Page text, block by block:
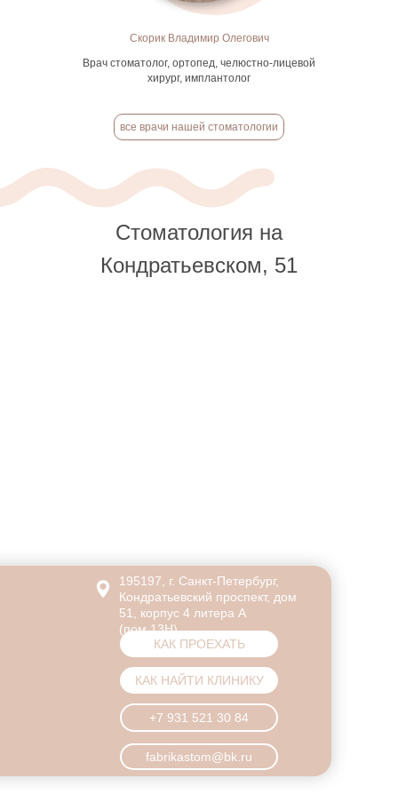
Врач стоматолог, ортопед, челюстно-лицевой
хирург, имплантолог
все врачи нашей стоматологии
Скорик Владимир Олегович
Стоматология на
Кондратьевском, 51
195197, г. Санкт-Петербург,
Кондратьевский проспект, дом
51, корпус 4 литера А
(пом.13Н)
+7 931 521 30 84
fabrikastom@bk.ru
КАК ПРОЕХАТЬ
КАК НАЙТИ КЛИНИКУ